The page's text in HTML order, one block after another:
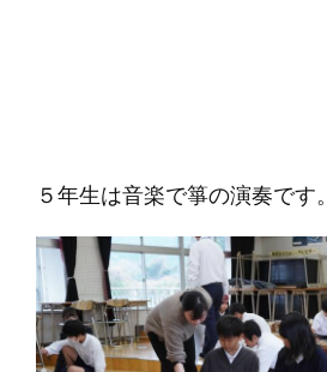
５年生は音楽で箏の演奏です。